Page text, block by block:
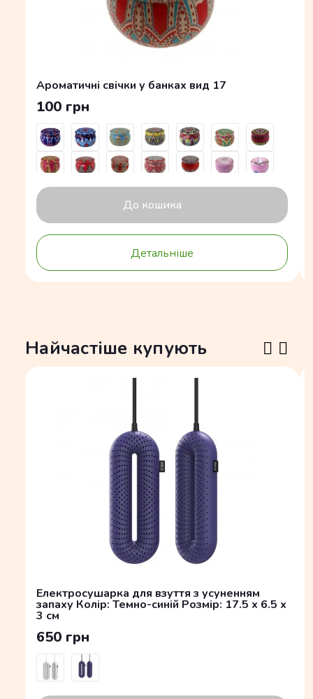
Ароматичні свічки у банках вид 17
100 грн
До кошика
Детальніше
Найчастіше купують
Електросушарка для взуття з усуненням
запаху Колір: Темно-синій Розмір: 17.5 x 6.5 x
3 см
650 грн